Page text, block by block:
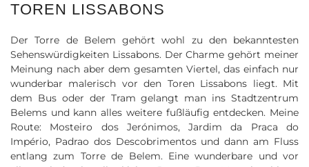
TOREN LISSABONS
Der Torre de Belem gehört wohl zu den bekanntesten
Sehenswürdigkeiten Lissabons. Der Charme gehört meiner
Meinung nach aber dem gesamten Viertel, das einfach nur
wunderbar malerisch vor den Toren Lissabons liegt. Mit
dem Bus oder der Tram gelangt man ins Stadtzentrum
Belems und kann alles weitere fußläufig entdecken. Meine
Route: Mosteiro dos Jerónimos, Jardim da Praca do
Império, Padrao dos Descobrimentos und dann am Fluss
entlang zum Torre de Belem. Eine wunderbare und vor